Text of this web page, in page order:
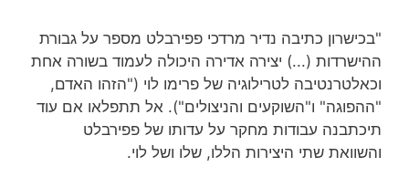
"בכישרון כתיבה נדיר מרדכי פפירבלט מספר על גבורת
ההישרדות (...) יצירה אדירה היכולה לעמוד בשורה אחת
וכאלטרנטיבה לטרילוגיה של פרימו לוי ("הזהו האדם,
"ההפוגה" ו"השוקעים והניצולים"). אל תתפלאו אם עוד
תיכתבנה עבודות מחקר על עדותו של פפירבלט
והשוואת שתי היצירות הללו, שלו ושל לוי.